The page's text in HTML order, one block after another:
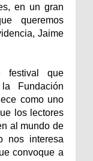
en un gran
queremos
Jaime
festival que
Fundación
como uno
los lectores
al mundo de
nos interesa
convoque a